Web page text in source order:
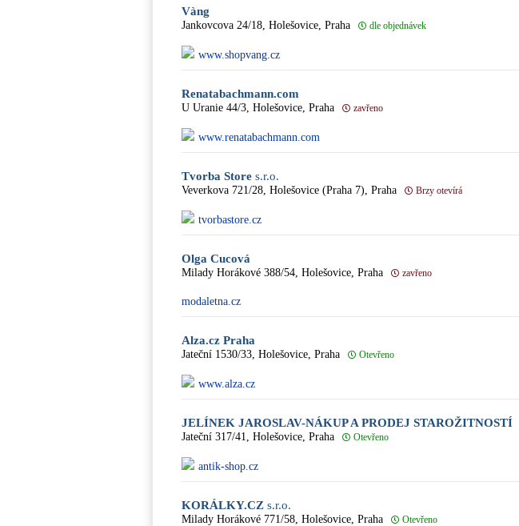
Vàng
Jankovcova 24/18, Holešovice, Praha dle objednávek
www.shopvang.cz
Renatabachmann.com
U Uranie 44/3, Holešovice, Praha zavřeno
www.renatabachmann.com
Tvorba Store s.r.o.
Veverkova 721/28, Holešovice (Praha 7), Praha Brzy otevírá
tvorbastore.cz
Olga Cucová
Milady Horákové 388/54, Holešovice, Praha zavřeno
modaletna.cz
Alza.cz Praha
Jateční 1530/33, Holešovice, Praha Otevřeno
www.alza.cz
JELÍNEK JAROSLAV-NÁKUP A PRODEJ STAROŽITNOSTÍ
Jateční 317/41, Holešovice, Praha Otevřeno
antik-shop.cz
KORÁLKY.CZ s.r.o.
Milady Horákové 771/58, Holešovice, Praha Otevřeno